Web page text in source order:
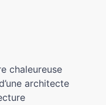
chaleureuse
architecte